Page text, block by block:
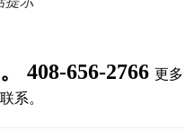
。 408-656-2766 更多
系。